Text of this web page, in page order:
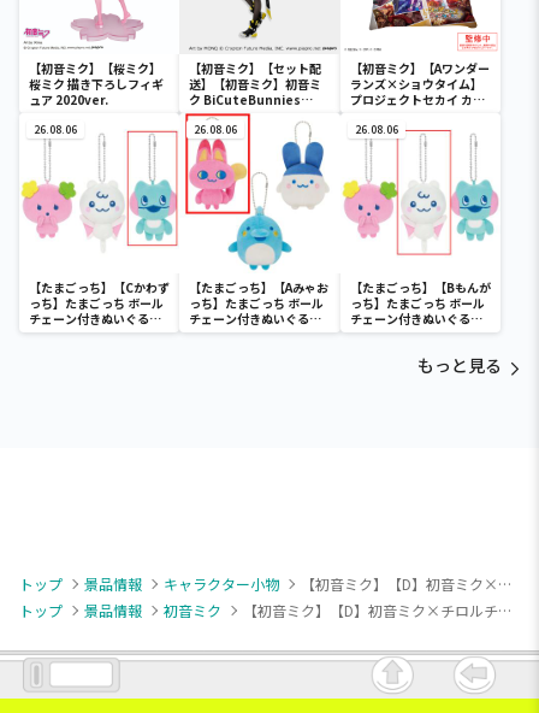
【初音ミク】【桜ミク】
桜ミク 描き下ろしフィギ
ュア 2020ver.
【初音ミク】【セット配
送】【初音ミク】初音ミ
ク BiCuteBunnies
Figure－ストリートver.
－
【初音ミク】【Aワンダー
ランズ×ショウタイム】
プロジェクトセカイ カラ
音ミク クッションVol.2
26.08.06
【たまごっち】【Cかわず
っち】たまごっち ボール
チェーン付きぬいぐるみ
～Tamagotchi
26.08.06
【たまごっち】【Aみゃお
っち】たまごっち ボール
チェーン付きぬいぐるみ
～Tamagotchi
26.08.06
【たまごっち】【Bもんが
っち】たまごっち ボール
チェーン付きぬいぐるみ
～Tamagotchi
もっと見る
トップ 景品情報 キャラクター小物
【初音ミク】【D】初音ミク×チロルチョコ チョコっとマスコット
トップ
景品情報 初音ミク 【初音ミク】【D】初音ミク×チロルチョコ チョコっとマスコット